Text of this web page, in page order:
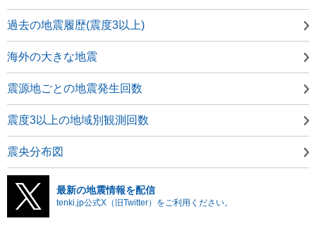
過去の地震履歴(震度3以上)
海外の大きな地震
震源地ごとの地震発生回数
震度3以上の地域別観測回数
震央分布図
最新の地震情報を配信
tenki.jp公式X（旧Twitter）をご利用ください。